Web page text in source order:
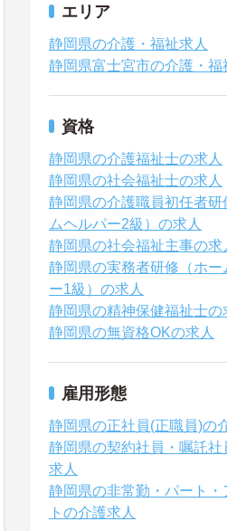
エリア
静岡県の介護・福祉求人
静岡県富士宮市の介護・福
資格
静岡県の介護福祉士の求人
静岡県の社会福祉士の求人
静岡県の介護職員初任者研
ムヘルパー2級）の求人
静岡県の社会福祉主事の求
静岡県の実務者研修（ホー
ー1級）の求人
静岡県の精神保健福祉士の
静岡県の無資格OKの求人
雇用形態
静岡県の正社員(正職員)の
静岡県の契約社員・嘱託社
求人
静岡県の非常勤・パート・
トの介護求人